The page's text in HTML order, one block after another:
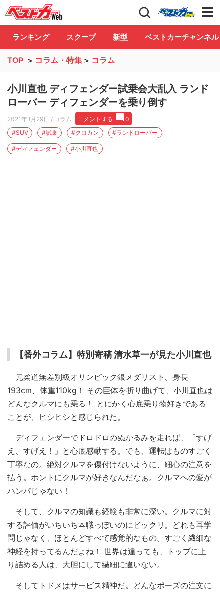
自動車情報誌「ベストカー」 Club
ランキング スクープ 新型 ベストカーチャンネル
TOP > コラム・特集 > コラム
小川直也 ディフェンダー試乗会大乱入 ランド
ローバー ディフェンダーを乗り倒す
2021年8月29日 / コラム コメントする
0
#SUV
#試乗 #クロカン #ランドローバー
#ディフェンダー #小川直也
【番外コラム】特別寄稿 清水草一が見た小川直也
元柔道無差別級オリンピック銀メダリスト、身長
193cm、体重110kg！ その巨体を折り曲げて、小川直也は
どんなクルマにも乗る！ とにかく心底乗り物好きである
ことが、ヒシヒシと感じられた。
ディフェンダーでドロドロのぬかるみを走れば、「すげ
え、すげえ！」と心底感動する。でも、運転はものすごく
丁寧なの。絶対クルマを傷付けないように、細心の注意を
払う。ホントにクルマが好きなんだなぁ。クルマへの愛が
ハンパじゃない！
そして、クルマの知識も経験も非常に深い。クルマに対
する評価がいちいち本職っぽいのにビックリ。どれも耳学
問じゃなく、ほとんどすべて感覚的なもの。すごく繊細な
神経を持ってるんだよね！ 世界は違っても、トップに上
り詰める人は、大胆にして繊細に違いない。
そしてトドメはサービス精神だ。どんなポーズの注文に